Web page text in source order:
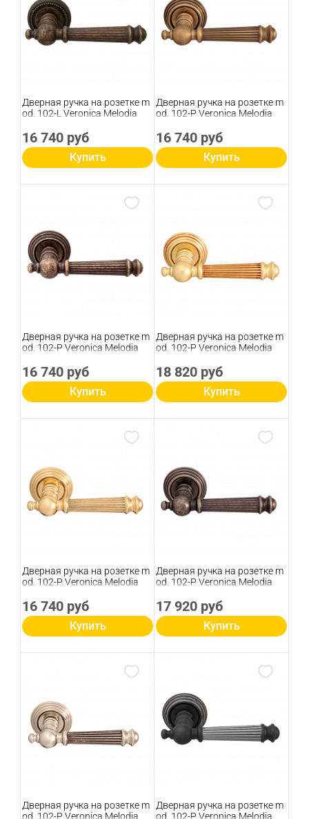
Дверная ручка на розетке m
od. 102-L Veronica Melodia
16 740 руб
Купить
Дверная ручка на розетке m
od. 102-P Veronica Melodia
16 740 руб
Купить
Дверная ручка на розетке m
od. 102-P Veronica Melodia
16 740 руб
Купить
Дверная ручка на розетке m
od. 102-P Veronica Melodia
18 820 руб
Купить
Дверная ручка на розетке m
od. 102-P Veronica Melodia
16 740 руб
Купить
Дверная ручка на розетке m
od. 102-P Veronica Melodia
17 920 руб
Купить
Дверная ручка на розетке m
od. 102-P Veronica Melodia
Дверная ручка на розетке m
od. 102-P Veronica Melodia